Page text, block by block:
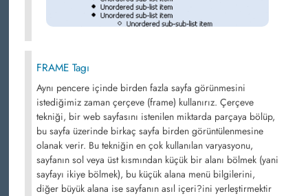
FRAME Tagı
Aynı pencere içinde birden fazla sayfa görünmesini
istediğimiz zaman çerçeve (frame) kullanırız. Çerçeve
tekniği, bir web sayfasını istenilen miktarda parçaya bölüp,
bu sayfa üzerinde birkaç sayfa birden görüntülenmesine
olanak verir. Bu tekniğin en çok kullanılan varyasyonu,
sayfanın sol veya üst kısmından küçük bir alanı bölmek (yani
sayfayı ikiye bölmek), bu küçük alana menü bilgilerini,
diğer büyük alana ise sayfanın asıl içeri?ini yerleştirmektir